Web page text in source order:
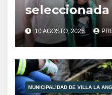
Selección
Hockey Sub
10 AGOSTO, 2026
MUNICIPALIDAD DE VILLA LA